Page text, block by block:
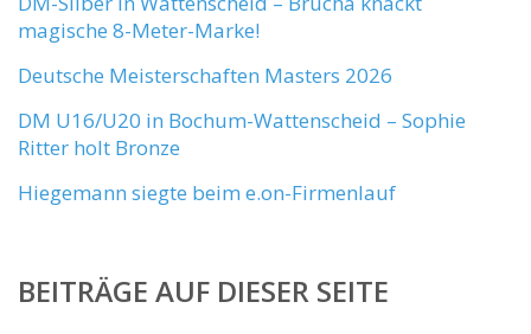
magische 8-Meter-Marke!
Deutsche Meisterschaften Masters 2026
DM U16/U20 in Bochum-Wattenscheid – Sophie
Ritter holt Bronze
Hiegemann siegte beim e.on-Firmenlauf
BEITRÄGE AUF DIESER SEITE